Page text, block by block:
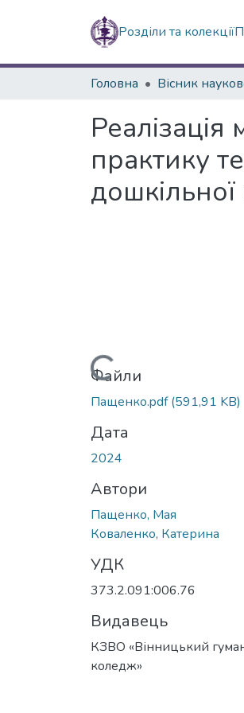
Розділи та колекції
Головна
практику
дошкільної
Вантажиться...
Файли
Пащенко.pdf(591,91 KB)
Дата
2024
Автори
Пащенко, Мая
Коваленко, Катерина
УДК
373.2.091:006.76
Видавець
КЗВО «Вінницький
коледж»